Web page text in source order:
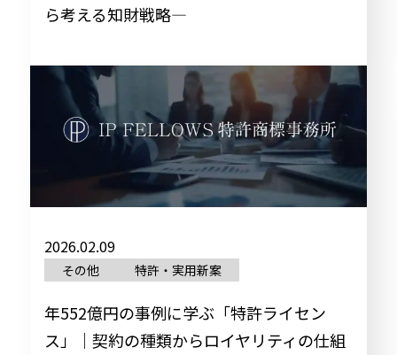
ら考える知財戦略―
2026.02.09
その他 特許・実用新案
年552億円の事例に学ぶ「特許ライセン
ス」｜契約の種類からロイヤリティの仕組